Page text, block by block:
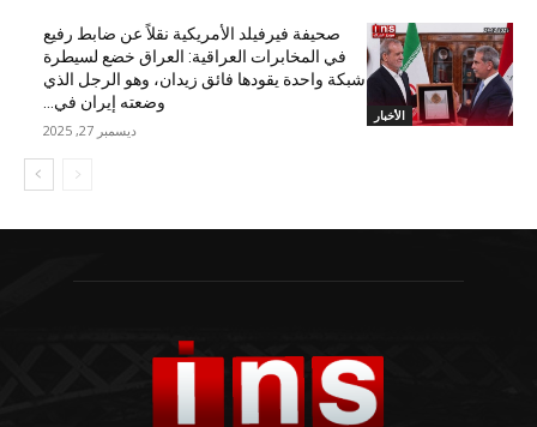
الأخبار
صحيفة فيرفيلد الأمريكية نقلاً عن ضابط رفيع
في المخابرات العراقية: العراق خضع لسيطرة
شبكة واحدة يقودها فائق زيدان، وهو الرجل الذي
وضعته إيران في...
ديسمبر 27, 2025